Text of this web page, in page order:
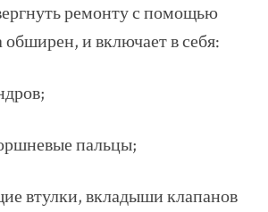
ремонту с помощью
обширен, и включает в себя:
пальцы;
втулки, вкладыши клапанов